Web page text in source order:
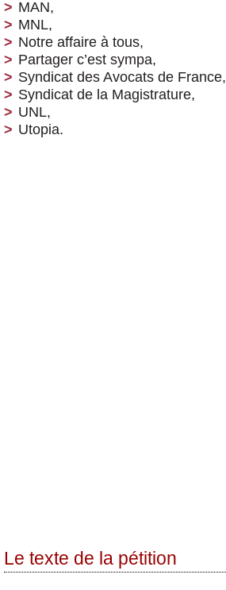
MAN,
MNL,
Notre affaire à tous,
Partager c’est sympa,
Syndicat des Avocats de France,
Syndicat de la Magistrature,
UNL,
Utopia.
Le texte de la pétition